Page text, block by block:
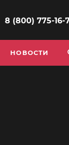
8 (800) 775-16-
НОВОСТИ